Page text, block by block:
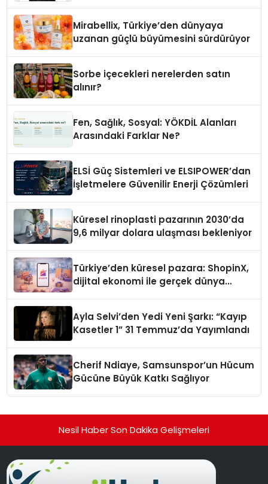
Mirabellix, Türkiye’den dünyaya
uzanan güçlü büyümesini sürdürüyor
Sorbe içecekleri nerelerden satın
alınır?
Fen, Sağlık, Sosyal: YÖKDİL Alanları
Arasındaki Farklar Ne?
ELSİ Güç Sistemleri ve ELSIPOWER’dan
İşletmelere Güvenilir Enerji Çözümleri
Küresel rinoplasti pazarının 2030’da
9,6 milyar dolara ulaşması bekleniyor
Türkiye’den küresel pazara: ShopinX,
dijital ekonomi ile gerçek dünya
Ayla Selvi’den Yedi Yeni Şarkı: “Kayıp
Kasetler 1” 31 Temmuz’da Yayımlandı
Cherif Ndiaye, Samsunspor’un Hücum
Gücüne Büyük Katkı Sağlıyor
Nesil Haber Son Dakika Gelişmeleri